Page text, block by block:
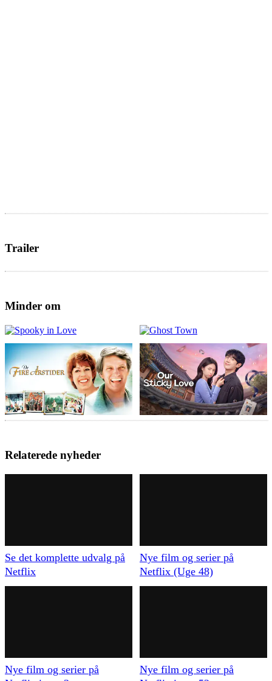
Trailer
Minder om
Relaterede nyheder
Se det komplette udvalg på
Netflix
Nye film og serier på
Netflix (Uge 48)
Nye film og serier på
Nye film og serier på